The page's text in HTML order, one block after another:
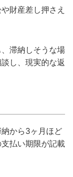
財産差し押さえ
滞納しそうな場
し、現実的な返
から3ヶ月ほど
払い期限が記載